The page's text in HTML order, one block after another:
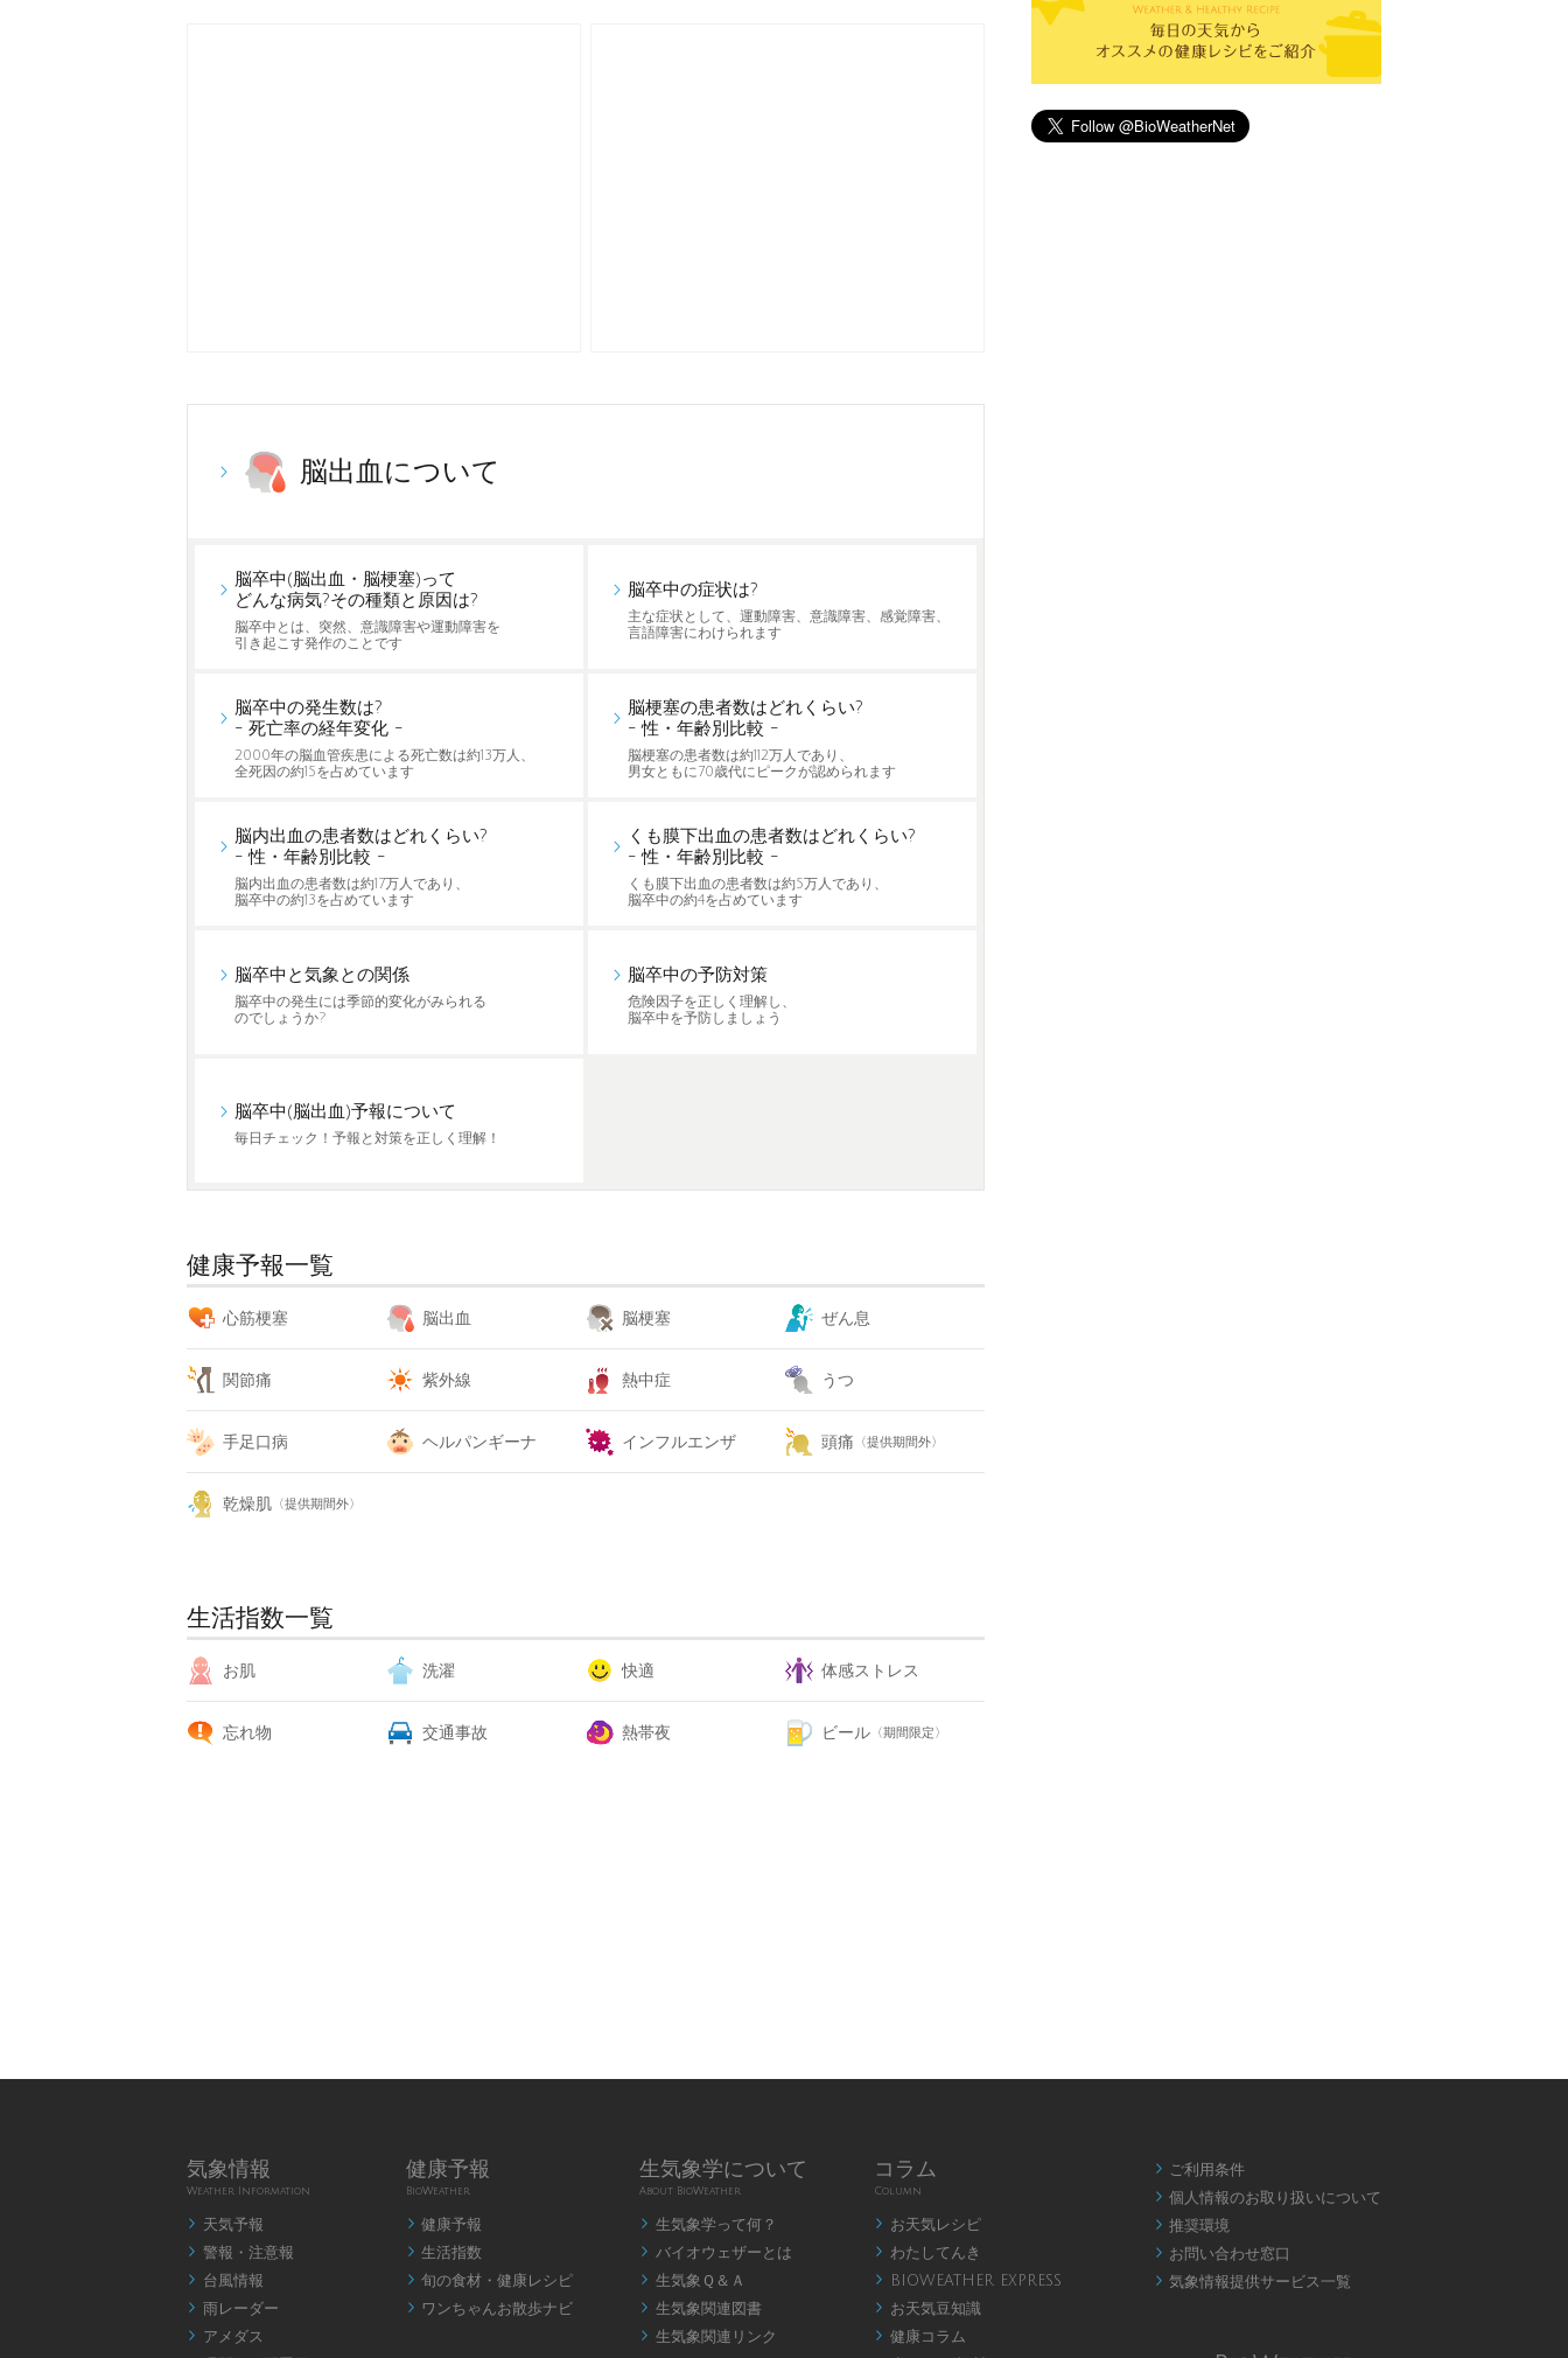
脳出血について
脳卒中(脳出血・脳梗塞)って
どんな病気?その種類と原因は?
脳卒中とは、突然、意識障害や運動障害を
引き起こす発作のことです
脳卒中の症状は?
主な症状として、運動障害、意識障害、感覚障害、
言語障害にわけられます
脳卒中の発生数は?
- 死亡率の経年変化 -
2000年の脳血管疾患による死亡数は約13万人、
全死因の約15を占めています
脳梗塞の患者数はどれくらい?
- 性・年齢別比較 -
脳梗塞の患者数は約112万人であり、
男女ともに70歳代にピークが認められます
脳内出血の患者数はどれくらい?
- 性・年齢別比較 -
脳内出血の患者数は約17万人であり、
脳卒中の約13を占めています
くも膜下出血の患者数はどれくらい?
- 性・年齢別比較 -
くも膜下出血の患者数は約5万人であり、
脳卒中の約4を占めています
脳卒中と気象との関係
脳卒中の発生には季節的変化がみられる
のでしょうか?
脳卒中の予防対策
危険因子を正しく理解し、
脳卒中を予防しましょう
脳卒中(脳出血)予報について
毎日チェック！予報と対策を正しく理解！
健康予報一覧
心筋梗塞 脳出血 脳梗塞 ぜん息
関節痛 紫外線 熱中症 うつ
手足口病 ヘルパンギーナ インフルエンザ 頭痛 〈提供期間外〉
乾燥肌 〈提供期間外〉
生活指数一覧
お肌 洗濯 快適 体感ストレス
忘れ物 交通事故 熱帯夜 ビール 〈期間限定〉
気象情報
Weather Information
 天気予報
 警報・注意報
 台風情報
 雨レーダー

アメダス
健康予報
BioWeather
 健康予報
 生活指数
 旬の食材・健康レシピ
 ワンちゃんお散歩ナビ
生気象学について
About BioWeather
 生気象学って何？
 バイオウェザーとは
 生気象Ｑ＆Ａ
 生気象関連図書
 生気象関連リンク
コラム
Column
 お天気レシピ
 わたしてんき
 BIOWEATHER EXPRESS
 お天気豆知識

健康コラム
 ご利用条件
 個人情報のお取り扱いについて
 推奨環境
 お問い合わせ窓口
 気象情報提供サービス一覧